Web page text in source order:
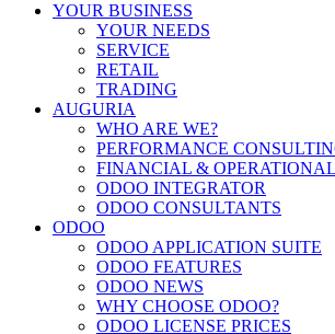
YOUR BUSINESS
YOUR NEEDS
SERVICE
RETAIL
TRADING
AUGURIA
WHO ARE WE?
PERFORMANCE
FINANCIAL &
ODOO INTEGRATOR
ODOO CONSULTANTS
ODOO
ODOO APPLICATION SUITE
ODOO FEATURES
ODOO NEWS
WHY CHOOSE ODOO?
ODOO LICENSE PRICES